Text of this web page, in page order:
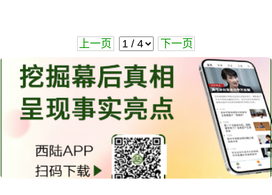
上一页 下一页